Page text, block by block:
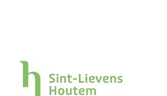
Gemeente Sint-Lievens-Houtem